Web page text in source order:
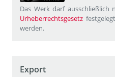
Das Werk darf ausschließlich
Urheberrechtsgesetz
werden.
Export